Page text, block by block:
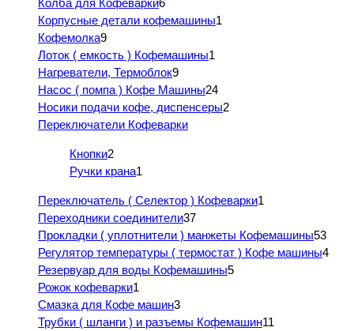
Колба для Кофеварки6
Корпусные детали кофемашины1
Кофемолка9
Лоток ( емкость ) Кофемашины1
Нагреватели, Термоблок9
Насос ( помпа ) Кофе Машины24
Носики подачи кофе, диспенсеры2
Переключатели Кофеварки
Кнопки2
Ручки крана1
Переключатель ( Селектор ) Кофеварки1
Переходники соединители37
Прокладки ( уплотнители ) манжеты Кофемашины53
Регулятор температуры ( термостат ) Кофе машины4
Резервуар для воды Кофемашины5
Рожок кофеварки1
Смазка для Кофе машин3
Трубки ( шланги ) и разъемы Кофемашин11